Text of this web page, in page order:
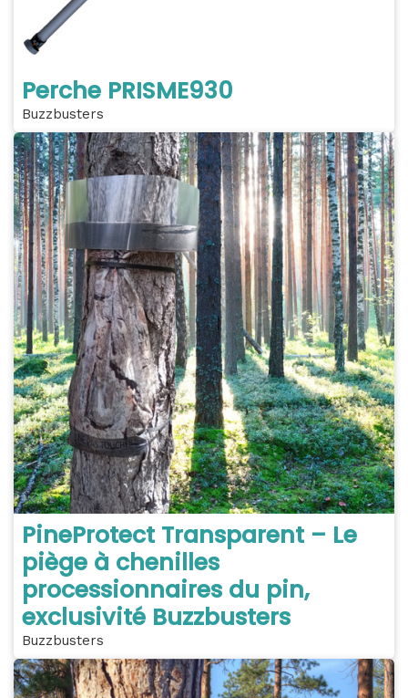
Perche PRISME930
Buzzbusters
PineProtect Transparent – Le
piège à chenilles
processionnaires du pin,
exclusivité Buzzbusters
Buzzbusters